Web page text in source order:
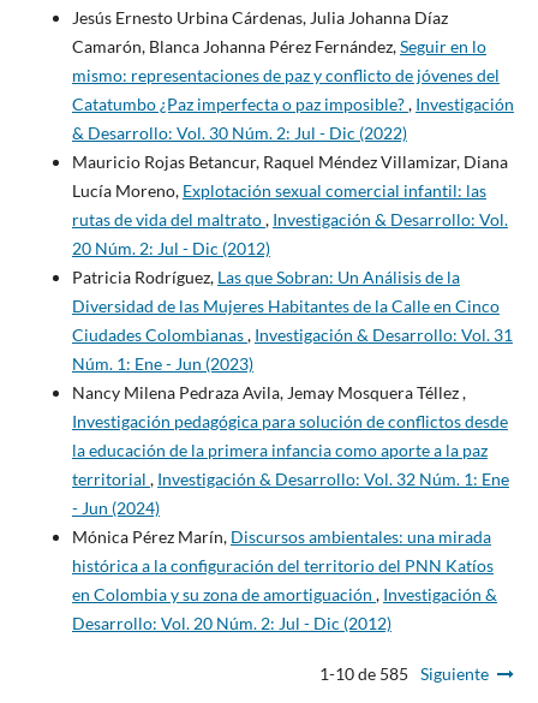
Jesús Ernesto Urbina Cárdenas, Julia Johanna Díaz
Camarón, Blanca Johanna Pérez Fernández,Seguir en lo
mismo: representaciones de paz y conflicto de jóvenes del
Catatumbo ¿Paz imperfecta o paz imposible?, Investigación
& Desarrollo: Vol. 30 Núm. 2: Jul - Dic (2022)
Mauricio Rojas Betancur, Raquel Méndez Villamizar, Diana
Lucía Moreno, Explotación sexual comercial infantil: las
rutas de vida del maltrato, Investigación & Desarrollo: Vol.
20 Núm. 2: Jul - Dic (2012)
Patricia Rodríguez, Las que Sobran: Un Análisis de la
Diversidad de las Mujeres Habitantes de la Calle en Cinco
Ciudades Colombianas, Investigación & Desarrollo: Vol. 31
Núm. 1: Ene - Jun (2023)
Nancy Milena Pedraza Avila, Jemay Mosquera Téllez ,
Investigación pedagógica para solución de conflictos desde
la educación de la primera infancia como aporte a la paz
territorial , Investigación & Desarrollo: Vol. 32 Núm. 1: Ene
- Jun (2024)
Mónica Pérez Marín, Discursos ambientales: una mirada
histórica a la configuración del territorio del PNN Katíos
en Colombia y su zona de amortiguación , Investigación &
Desarrollo: Vol. 20 Núm. 2: Jul - Dic (2012)
1-10 de 585 Siguiente